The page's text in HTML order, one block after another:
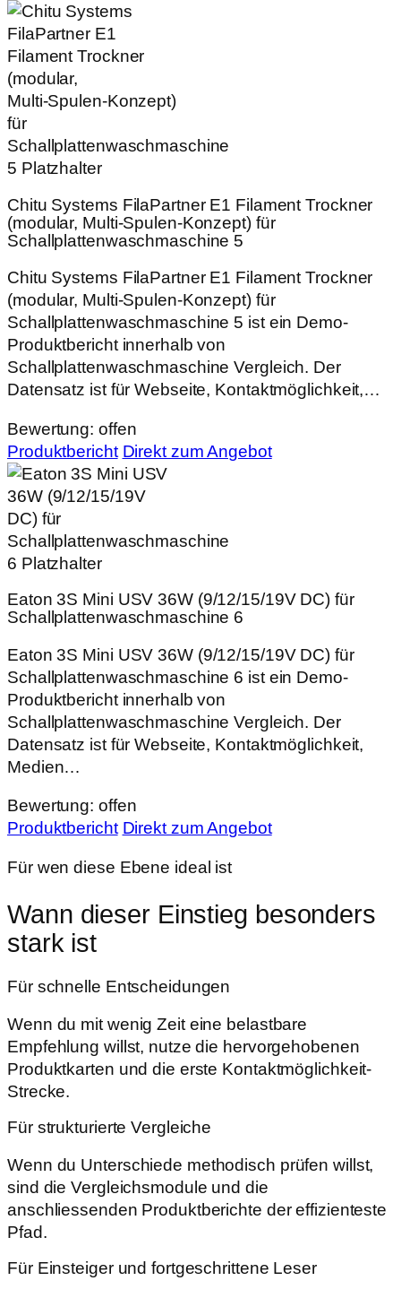
Chitu Systems FilaPartner E1 Filament Trockner
(modular, Multi‑Spulen‑Konzept) für
Schallplattenwaschmaschine 5
Chitu Systems FilaPartner E1 Filament Trockner
(modular, Multi‑Spulen‑Konzept) für
Schallplattenwaschmaschine 5 ist ein Demo-
Produktbericht innerhalb von
Schallplattenwaschmaschine Vergleich. Der
Datensatz ist für Webseite, Kontaktmöglichkeit,…
Bewertung: offen
Produktbericht Direkt zum Angebot
Eaton 3S Mini USV 36W (9/12/15/19V DC) für
Schallplattenwaschmaschine 6
Eaton 3S Mini USV 36W (9/12/15/19V DC) für
Schallplattenwaschmaschine 6 ist ein Demo-
Produktbericht innerhalb von
Schallplattenwaschmaschine Vergleich. Der
Datensatz ist für Webseite, Kontaktmöglichkeit,
Medien…
Bewertung: offen
Produktbericht Direkt zum Angebot
Für wen diese Ebene ideal ist
Wann dieser Einstieg besonders
stark ist
Für schnelle Entscheidungen
Wenn du mit wenig Zeit eine belastbare
Empfehlung willst, nutze die hervorgehobenen
Produktkarten und die erste Kontaktmöglichkeit-
Strecke.
Für strukturierte Vergleiche
Wenn du Unterschiede methodisch prüfen willst,
sind die Vergleichsmodule und die
anschliessenden Produktberichte der effizienteste
Pfad.
Für Einsteiger und fortgeschrittene Leser